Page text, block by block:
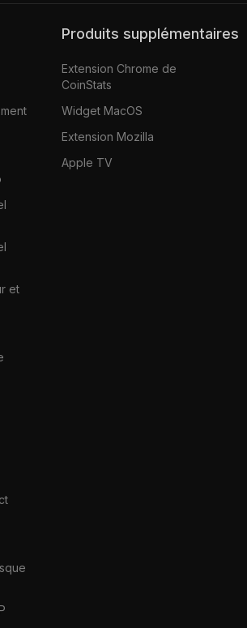
et
Produits supplémentaires
Extension Chrome de
CoinStats
Widget MacOS
Extension Mozilla
Apple TV